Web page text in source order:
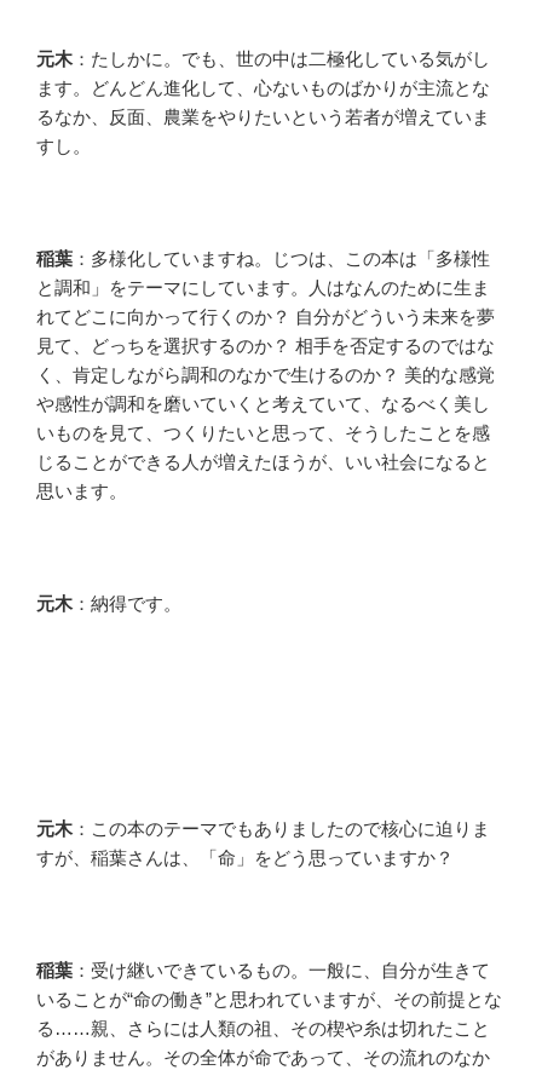
元木：たしかに。でも、世の中は二極化している気がし
ます。どんどん進化して、心ないものばかりが主流とな
るなか、反面、農業をやりたいという若者が増えていま
すし。
稲葉 ：多様化していますね。じつは、この本は「多様性
と調和」をテーマにしています。人はなんのために生ま
れてどこに向かって行くのか？ 自分がどういう未来を夢
見て、どっちを選択するのか？ 相手を否定するのではな
く、肯定しながら調和のなかで生けるのか？ 美的な感覚
や感性が調和を磨いていくと考えていて、なるべく美し
いものを見て、つくりたいと思って、そうしたことを感
じることができる人が増えたほうが、いい社会になると
思います。
元木：納得です。
元木：この本のテーマでもありましたので核心に迫りま
すが、稲葉さんは、「命」をどう思っていますか？
稲葉 ：受け継いできているもの。一般に、自分が生きて
いることが“命の働き”と思われていますが、その前提とな
る……親、さらには人類の祖、その楔や糸は切れたこと
がありません。その全体が命であって、その流れのなか